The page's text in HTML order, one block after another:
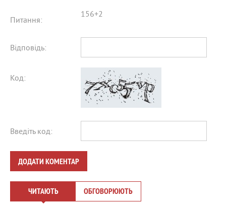
Питання:
156+2
Відповідь:
Код:
Введіть код:
ДОДАТИ КОМЕНТАР
ЧИТАЮТЬ ОБГОВОРЮЮТЬ